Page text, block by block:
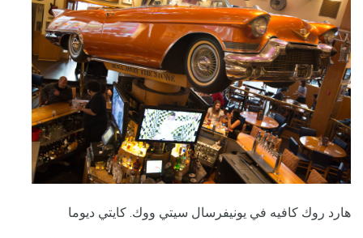
هارد روك كافيه في يونيفرسال سيتي ووك. كايتي ديوما